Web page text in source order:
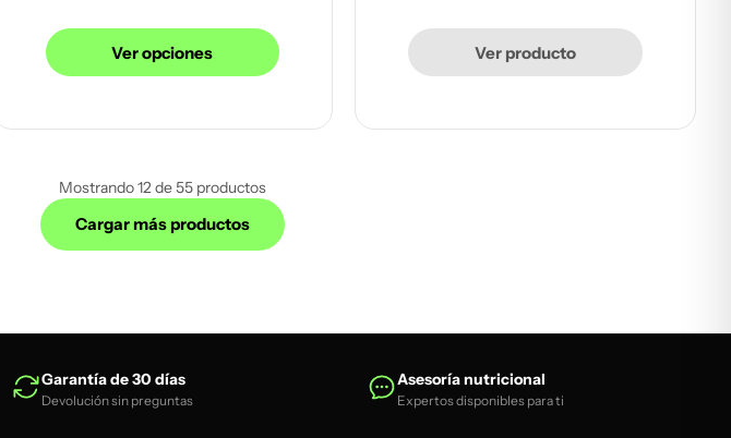
Ver opciones Ver producto
Mostrando 12 de 55 productos
Cargar más productos
Garantía de 30 días
Devolución sin preguntas
Asesoría nutricional
Expertos disponibles para ti